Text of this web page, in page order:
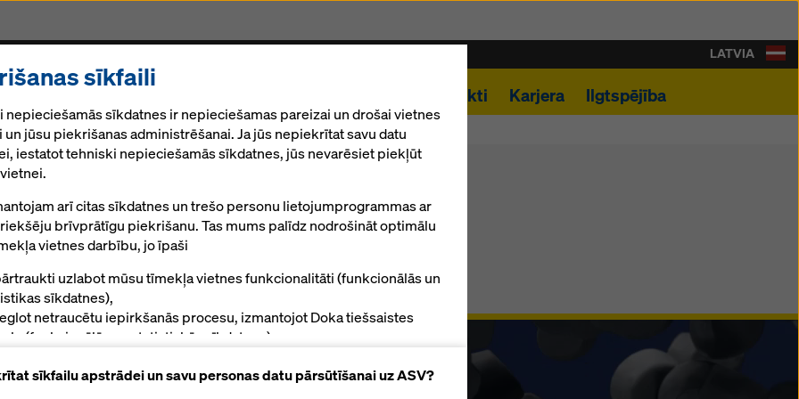
Kontakti Karjera Ilgtspējība
LATVIA
Rokasgrāmatas, dokumenti un video
sīkfaili
nepieciešamās sīkdatnes ir nepieciešamas pareizai un drošai vietnes
jūsu piekrišanas administrēšanai. Ja jūs nepiekrītat savu datu
iestatot tehniski nepieciešamās sīkdatnes, jūs nevarēsiet piekļūt
arī citas sīkdatnes un trešo personu lietojumprogrammas ar
brīvprātīgu piekrišanu. Tas mums palīdz nodrošināt optimālu
vietnes darbību, jo īpaši
uzlabot mūsu tīmekļa vietnes funkcionalitāti (funkcionālās un
sīkdatnes),
netraucētu iepirkšanās procesu, izmantojot Doka tiešsaistes
(funkcionālās un statistiskās sīkdatnes),
sīkfaili).
sīkfailu apstrādei un savu personas datu pārsūtīšanai uz ASV?